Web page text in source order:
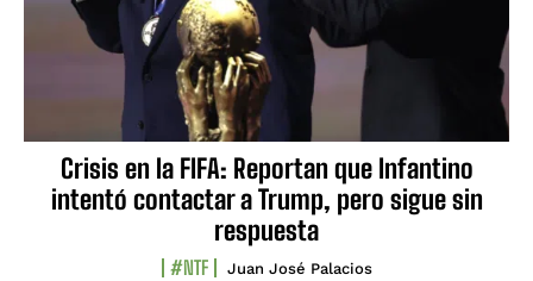
Crisis en la FIFA: Reportan que Infantino
intentó contactar a Trump, pero sigue sin
respuesta
#NTF Juan José Palacios